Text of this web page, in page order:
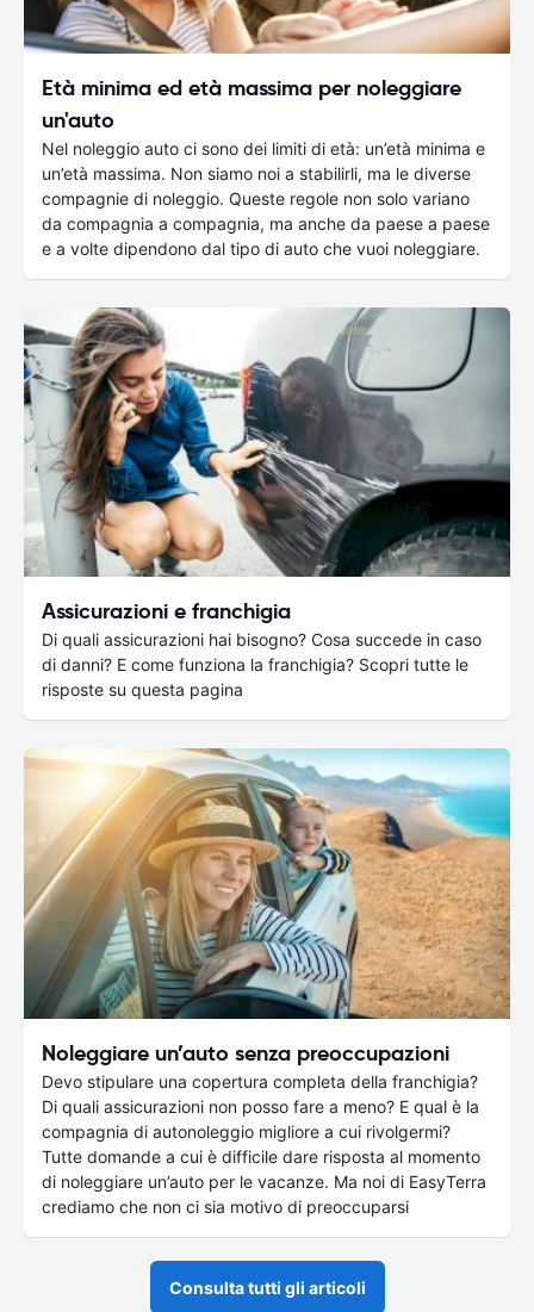
Età minima ed età massima per noleggiare
un'auto
Nel noleggio auto ci sono dei limiti di età: un’età minima e
un’età massima. Non siamo noi a stabilirli, ma le diverse
compagnie di noleggio. Queste regole non solo variano
da compagnia a compagnia, ma anche da paese a paese
e a volte dipendono dal tipo di auto che vuoi noleggiare.
Assicurazioni e franchigia
Di quali assicurazioni hai bisogno? Cosa succede in caso
di danni? E come funziona la franchigia? Scopri tutte le
risposte su questa pagina
Noleggiare un’auto senza preoccupazioni
Devo stipulare una copertura completa della franchigia?
Di quali assicurazioni non posso fare a meno? E qual è la
compagnia di autonoleggio migliore a cui rivolgermi?
Tutte domande a cui è difficile dare risposta al momento
di noleggiare un’auto per le vacanze. Ma noi di EasyTerra
crediamo che non ci sia motivo di preoccuparsi
Consulta tutti gli articoli